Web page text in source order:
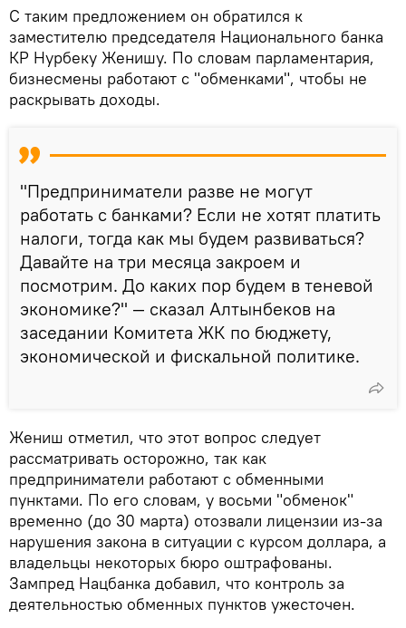
С таким предложением он обратился к
заместителю председателя Национального банка
КР Нурбеку Женишу. По словам парламентария,
бизнесмены работают с "обменками", чтобы не
раскрывать доходы.
"Предприниматели разве не могут
работать с банками? Если не хотят платить
налоги, тогда как мы будем развиваться?
Давайте на три месяца закроем и
посмотрим. До каких пор будем в теневой
экономике?" — сказал Алтынбеков на
заседании Комитета ЖК по бюджету,
экономической и фискальной политике.
Жениш отметил, что этот вопрос следует
рассматривать осторожно, так как
предприниматели работают с обменными
пунктами. По его словам, у восьми "обменок"
временно (до 30 марта) отозвали лицензии из-за
нарушения закона в ситуации с курсом доллара, а
владельцы некоторых бюро оштрафованы.
Зампред Нацбанка добавил, что контроль за
деятельностью обменных пунктов ужесточен.